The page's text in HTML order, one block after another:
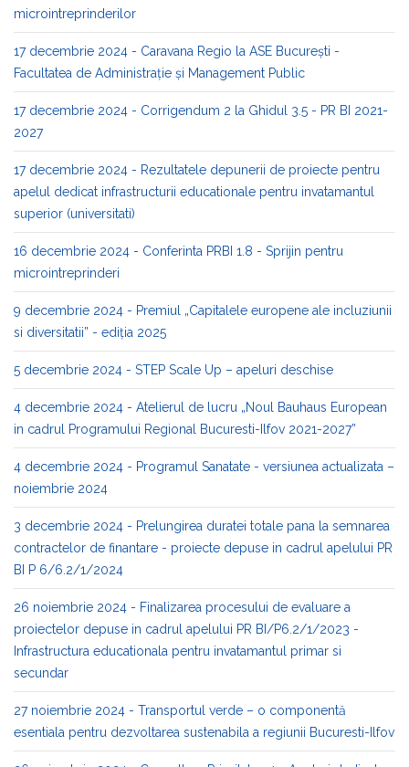
microintreprinderilor
17 decembrie 2024 - Caravana Regio la ASE București -
Facultatea de Administrație și Management Public​
17 decembrie 2024 - Corrigendum 2 la Ghidul 3.5 - PR BI 2021-
2027
17 decembrie 2024 - Rezultatele depunerii de proiecte pentru
apelul dedicat infrastructurii educationale pentru invatamantul
superior (universitati)
16 decembrie 2024 - Conferinta PRBI 1.8 - Sprijin pentru
microintreprinderi
9 decembrie 2024 - Premiul „Capitalele europene ale incluziunii
si diversitatii” - ediția 2025
5 decembrie 2024 - STEP Scale Up – apeluri deschise
4 decembrie 2024 - Atelierul de lucru „Noul Bauhaus European
in cadrul Programului Regional Bucuresti-Ilfov 2021-2027”
4 decembrie 2024 - Programul Sanatate - versiunea actualizata –
noiembrie 2024
3 decembrie 2024 - Prelungirea duratei totale pana la semnarea
contractelor de finantare - proiecte depuse in cadrul apelului PR
BI P 6/6.2/1/2024
26 noiembrie 2024 - Finalizarea procesului de evaluare a
proiectelor depuse in cadrul apelului PR BI/P6.2/1/2023 -
Infrastructura educationala pentru invatamantul primar si
secundar
27 noiembrie 2024 - Transportul verde – o componentă
esentiala pentru dezvoltarea sustenabila a regiunii Bucuresti-Ilfov